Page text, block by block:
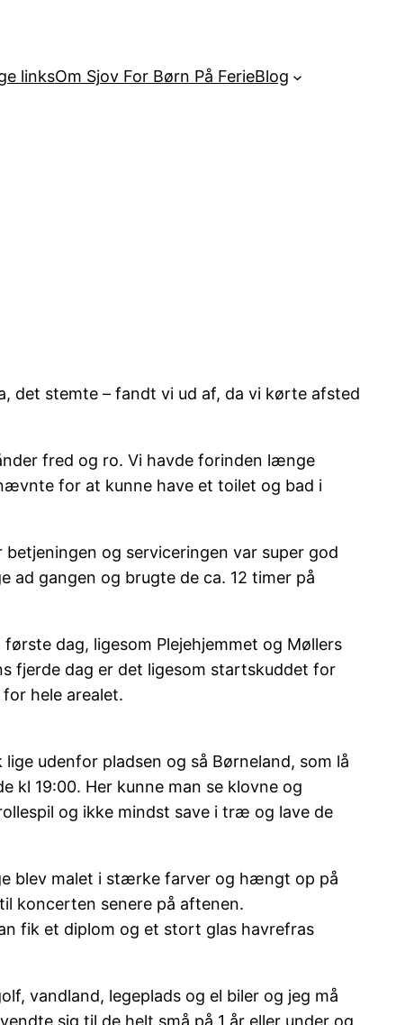
linksOm Sjov For Børn På FerieBlog
det stemte – fandt vi ud af, da vi kørte afsted
fred og ro. Vi havde forinden længe
for at kunne have et toilet og bad i
og serviceringen var super god
gangen og brugte de ca. 12 timer på
dag, ligesom Plejehjemmet og Møllers
fjerde dag er det ligesom startskuddet for
hele arealet.
udenfor pladsen og så Børneland, som lå
kl 19:00. Her kunne man se klovne og
og ikke mindst save i træ og lave de
blev malet i stærke farver og hængt op på
koncerten senere på aftenen.
fik et diplom og et stort glas havrefras
vandland, legeplads og el biler og jeg må
sig til de helt små på 1 år eller under og